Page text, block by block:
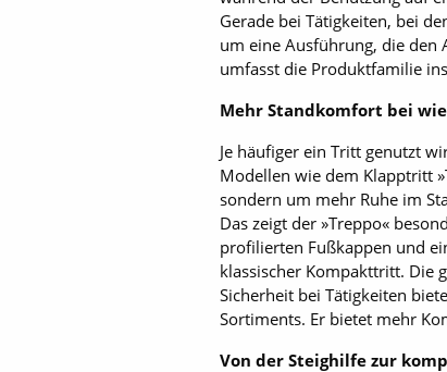
Gerade bei Tätigkeiten, bei
um eine Ausführung, die den
umfasst die Produktfamilie
Mehr Standkomfort bei
Je häufiger ein Tritt genutzt
Modellen wie dem Klapptritt
sondern um mehr Ruhe im
Das zeigt der »Treppo«
profilierten Fußkappen und
klassischer Kompakttritt. Die
Sicherheit bei Tätigkeiten
Sortiments. Er bietet mehr
Von der Steighilfe zur